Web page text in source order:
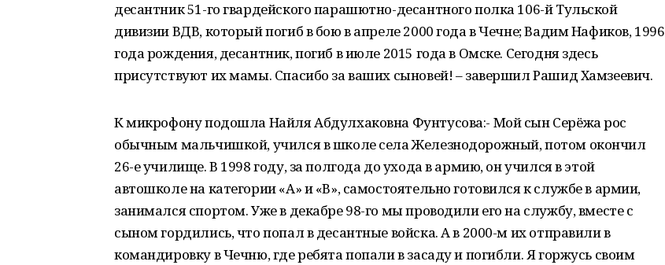
десантник 51-го гвардейского парашютно-десантного полка 106-й Тульской
дивизии ВДВ, который погиб в бою в апреле 2000 года в Чечне; Вадим Нафиков, 1996
года рождения, десантник, погиб в июле 2015 года в Омске. Сегодня здесь
присутствуют их мамы. Спасибо за ваших сыновей! – завершил Рашид Хамзеевич.
К микрофону подошла Найля Абдулхаковна Фунтусова:- Мой сын Серёжа рос
обычным мальчишкой, учился в школе села Железнодорожный, потом окончил
26-е училище. В 1998 году, за полгода до ухода в армию, он учился в этой
автошколе на категории «А» и «В», самостоятельно готовился к службе в армии,
занимался спортом. Уже в декабре 98-го мы проводили его на службу, вместе с
сыном гордились, что попал в десантные войска. А в 2000-м их отправили в
командировку в Чечню, где ребята попали в засаду и погибли. Я горжусь своим